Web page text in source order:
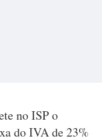
no ISP o
do IVA de 23%